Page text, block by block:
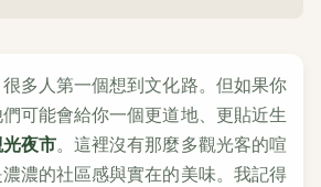
多人第一個想到文化路。但如果你
可能會給你一個更道地、更貼近生
夜市。這裡沒有那麼多觀光客的喧
濃的社區感與實在的美味。我記得